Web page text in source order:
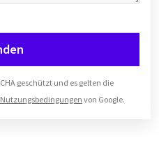
geschützt und es gelten die
Nutzungsbedingungen von Google.